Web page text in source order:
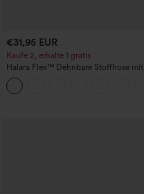
€31,95 EUR
Kaufe 2, erhalte 1 gratis
Halara Flex™ Dehnbare Stoffhose mit
hohem Bund und Seitentasche hinten